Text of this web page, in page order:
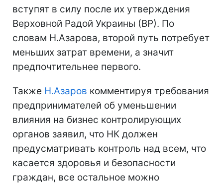
вступят в силу после их утверждения
Верховной Радой Украины (ВР). По
словам Н.Азарова, второй путь потребует
меньших затрат времени, а значит
предпочтительнее первого.
Также Н.Азаров комментируя требования
предпринимателей об уменьшении
влияния на бизнес контролирующих
органов заявил, что НК должен
предусматривать контроль над всем, что
касается здоровья и безопасности
граждан, все остальное можно